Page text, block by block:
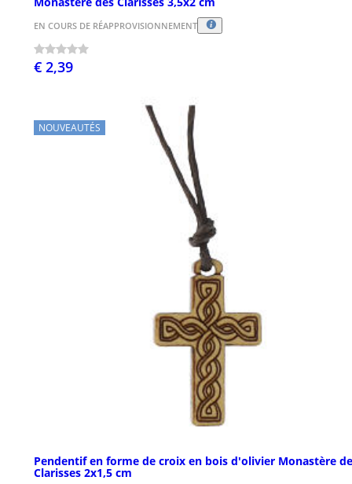
EN COURS DE RÉAPPROVISIONNEMENT
€ 2,39
NOUVEAUTÉS
Pendentif en forme de croix en bois d'olivier Monastère
Clarisses 2x1,5 cm